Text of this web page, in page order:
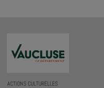
ACTIONS CULTURELLES